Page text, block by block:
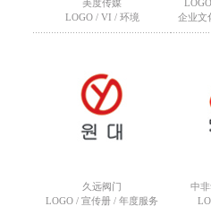
美度传媒
LOGO / VI / 环境
企业文
久远阀门
LOGO / 宣传册 / 年度服务
中